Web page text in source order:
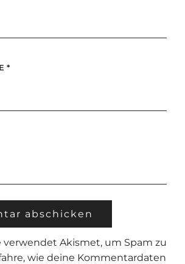
*
verwendet Akismet, um Spam zu
wie deine Kommentardaten